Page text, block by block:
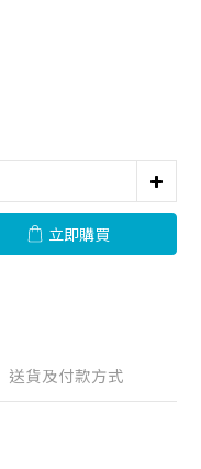
立即購買
送貨及付款方式